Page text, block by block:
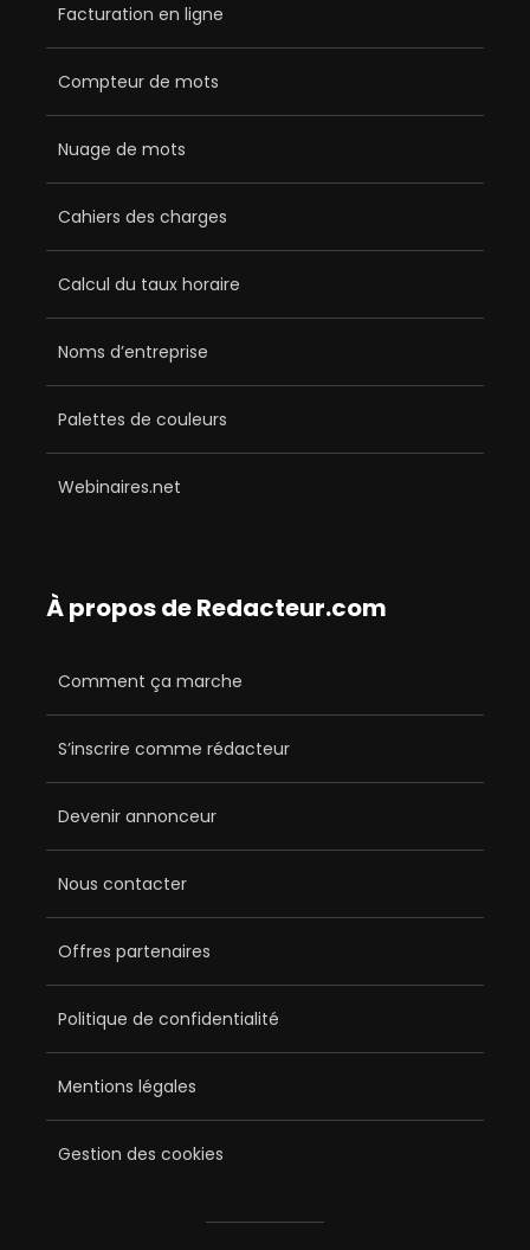
Facturation en ligne
Compteur de mots
Nuage de mots
Cahiers des charges
Calcul du taux horaire
Noms d’entreprise
Palettes de couleurs
Webinaires.net
À propos de Redacteur.com
Comment ça marche
S’inscrire comme rédacteur
Devenir annonceur
Nous contacter
Offres partenaires
Politique de confidentialité
Mentions légales
Gestion des cookies